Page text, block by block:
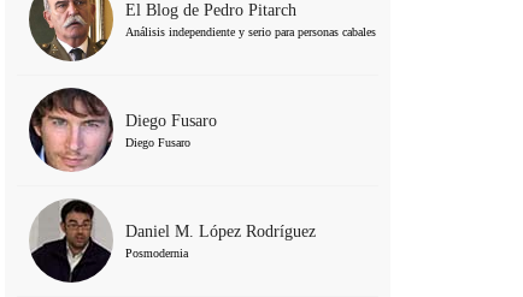
El Blog de Pedro Pitarch
Análisis independiente y serio para personas cabales
Diego Fusaro
Diego Fusaro
Daniel M. López Rodríguez
Posmodernia